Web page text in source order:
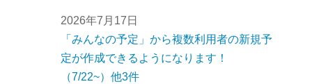
2026年7月17日
「みんなの予定」から複数利用者の新規予
定が作成できるようになります！
（7/22~）他3件